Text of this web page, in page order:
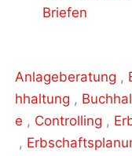
Briefen
Anlageberatung ,
hhaltung ,
e , Controlling ,
,